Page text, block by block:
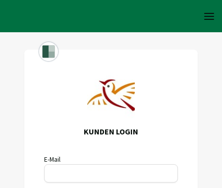
KUNDEN LOGIN
E-Mail